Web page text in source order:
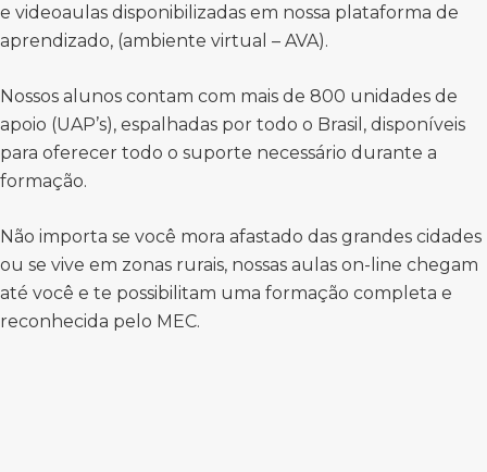
e videoaulas disponibilizadas em nossa plataforma de
aprendizado, (ambiente virtual – AVA).
Nossos alunos contam com mais de 800 unidades de
apoio (UAP’s), espalhadas por todo o Brasil, disponíveis
para oferecer todo o suporte necessário durante a
formação.
Não importa se você mora afastado das grandes cidades
ou se vive em zonas rurais, nossas aulas on-line chegam
até você e te possibilitam uma formação completa e
reconhecida pelo MEC.